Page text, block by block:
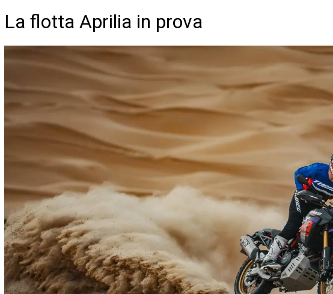
La flotta Aprilia in prova